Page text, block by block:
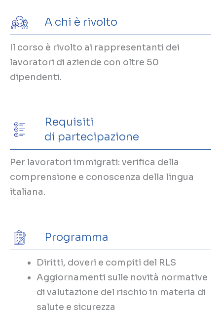
A chi è rivolto
Il corso è rivolto ai rappresentanti dei
lavoratori di aziende con oltre 50
dipendenti.
Requisiti
di partecipazione
Per lavoratori immigrati: verifica della
comprensione e conoscenza della lingua
italiana.
Programma
Diritti, doveri e compiti del RLS
Aggiornamenti sulle novità normative
di valutazione del rischio in materia di
salute e sicurezza